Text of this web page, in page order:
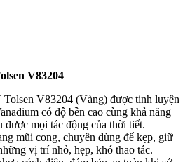
V83204
V83204 (Vàng) được tinh luyện
có độ bền cao cùng khả năng
được mọi tác động của thời tiết.
mũi cong, chuyên dùng để kẹp, giữ
vị trí nhỏ, hẹp, khó thao tác.